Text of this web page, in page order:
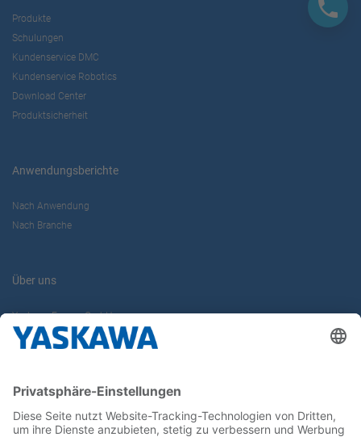
Produkte
Schulungen
Kundenservice DMC
Kundenservice Robotics
Download Center
Produktsicherheit
Anwendungsberichte
Nach Anwendung
Nach Branche
Über uns
Yaskawa Europe GmbH
Karriere
Newsletter